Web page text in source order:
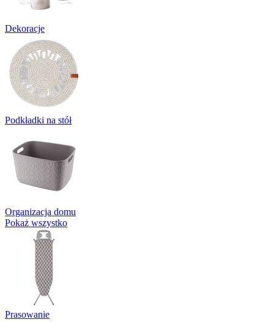
Dekoracje
Podkładki na stół
Organizacja domu
Pokaż wszystko
Prasowanie